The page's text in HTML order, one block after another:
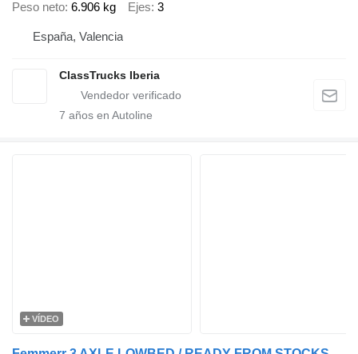
Peso neto 6.906 kg Ejes 3
España, Valencia
ClassTrucks Iberia
7 años en Autoline
VÍDEO